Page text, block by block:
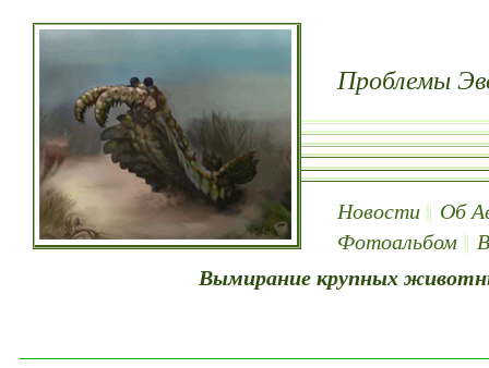
Проблемы
Новости
Об
Фотоальбом
Вымирание крупных